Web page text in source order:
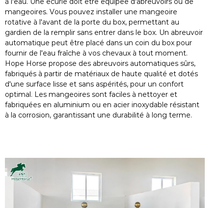
mangeoires. Vous pouvez installer une mangeoire
rotative à l'avant de la porte du box, permettant au
gardien de la remplir sans entrer dans le box. Un abreuvoir
automatique peut être placé dans un coin du box pour
fournir de l'eau fraîche à vos chevaux à tout moment.
Hope Horse propose des abreuvoirs automatiques sûrs,
fabriqués à partir de matériaux de haute qualité et dotés
d'une surface lisse et sans aspérités, pour un confort
optimal. Les mangeoires sont faciles à nettoyer et
fabriquées en aluminium ou en acier inoxydable résistant
à la corrosion, garantissant une durabilité à long terme.